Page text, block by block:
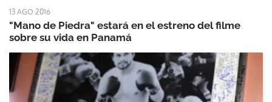
13 AGO 2016
"Mano de Piedra" estará en el estreno del filme
sobre su vida en Panamá